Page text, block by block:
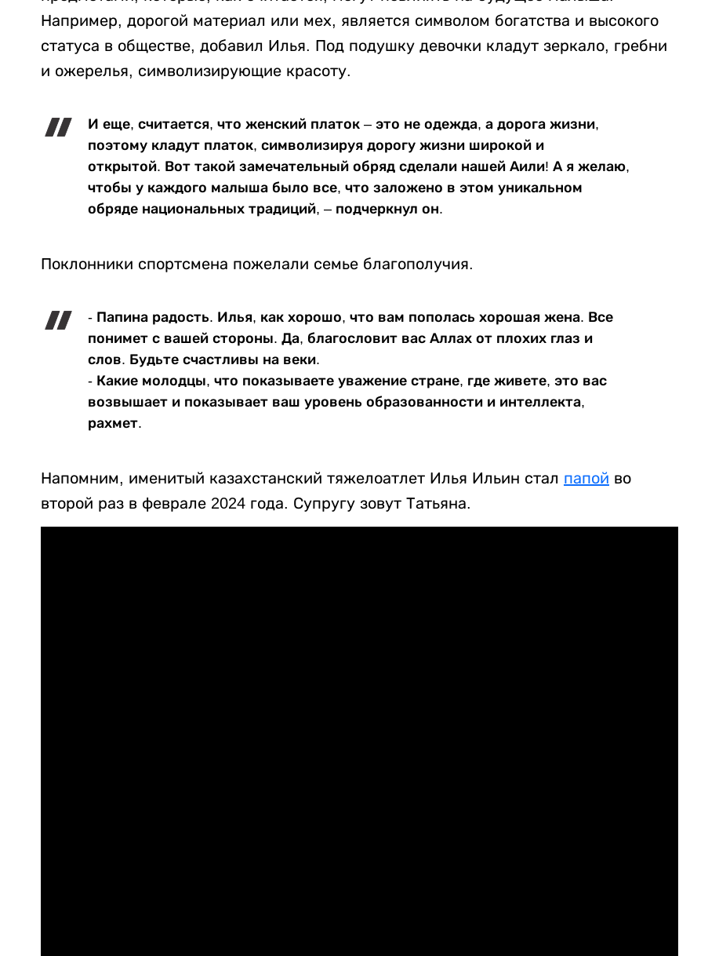
Например, дорогой материал или мех, является символом богатства и высокого
статуса в обществе, добавил Илья. Под подушку девочки кладут зеркало, гребни
и ожерелья, символизирующие красоту.
И еще, считается, что женский платок – это не одежда, а дорога жизни,
поэтому кладут платок, символизируя дорогу жизни широкой и
открытой. Вот такой замечательный обряд сделали нашей Аили! А я желаю,
чтобы у каждого малыша было все, что заложено в этом уникальном
обряде национальных традиций, – подчеркнул он.
Поклонники спортсмена пожелали семье благополучия.
- Папина радость. Илья, как хорошо, что вам пополась хорошая жена. Все
понимет с вашей стороны. Да, благословит вас Аллах от плохих глаз и
слов. Будьте счастливы на веки.
- Какие молодцы, что показываете уважение стране, где живете, это вас
возвышает и показывает ваш уровень образованности и интеллекта,
рахмет.
Напомним, именитый казахстанский тяжелоатлет Илья Ильин стал папой во
второй раз в феврале 2024 года. Супругу зовут Татьяна.